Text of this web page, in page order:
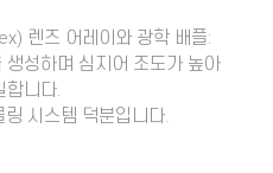
렌즈 어레이와 광학 배플:
성하며 심지어 조도가 높아
합니다.
시스템 덕분입니다.